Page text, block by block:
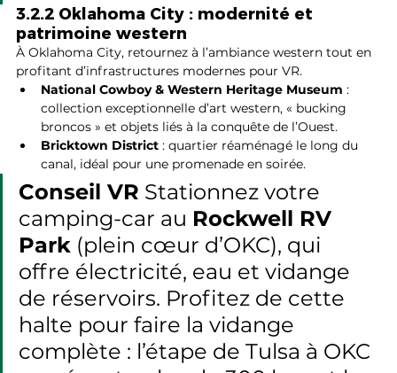
3.2.2 Oklahoma City : modernité et
patrimoine western
À Oklahoma City, retournez à l’ambiance western tout en
profitant d’infrastructures modernes pour VR.
National Cowboy & Western Heritage Museum :
collection exceptionnelle d’art western, « bucking
broncos » et objets liés à la conquête de l’Ouest.
Bricktown District : quartier réaménagé le long du
canal, idéal pour une promenade en soirée.
Conseil VR Stationnez votre
camping-car au Rockwell RV
Park (plein cœur d’OKC), qui
offre électricité, eau et vidange
de réservoirs. Profitez de cette
halte pour faire la vidange
complète : l’étape de Tulsa à OKC